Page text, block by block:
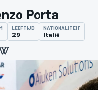
Porta
LEEFTIJD
29
NATIONALITEIT
Italië